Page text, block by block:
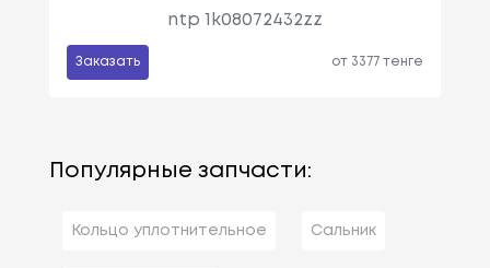
ntp 1k08072432zz
Заказать от 3377 тенге
Популярные запчасти:
Кольцо уплотнительное Сальник